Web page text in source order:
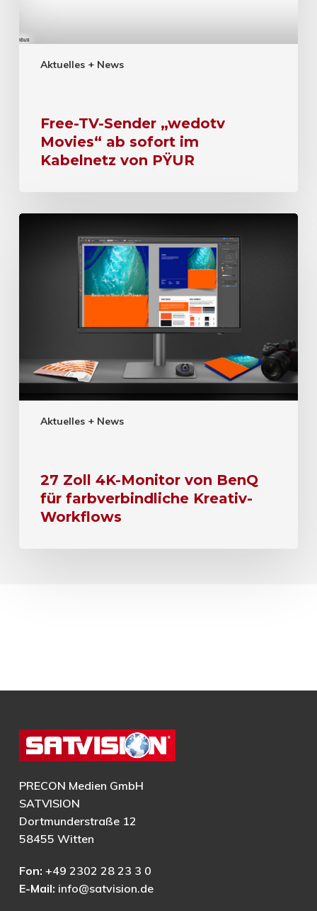
Aktuelles + News
Free-TV-Sender „wedotv
Movies“ ab sofort im
Kabelnetz von PŸUR
Aktuelles + News
27 Zoll 4K-Monitor von BenQ
für farbverbindliche Kreativ-
Workflows
PRECON Medien GmbH
SATVISION
Dortmunderstraße 12
58455 Witten
Fon: +49 2302 28 23 3 0
E-Mail: info@satvision.de